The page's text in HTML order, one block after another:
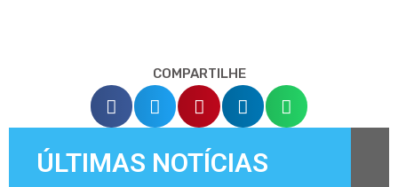
COMPARTILHE
ÚLTIMAS NOTÍCIAS